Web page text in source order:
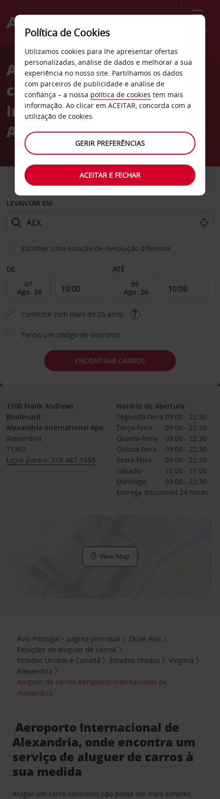
Menu
Welcome
AvisAluguer de
carros Aeroporto
Internacional de
Alexandria
COMERCIAIS
LEVANTAR EM
Escolher uma estação de devolução diferente
DE ATÉ
Condutor com mais de 25 anos
Tenho um código de desconto
ENCONTRAR CARROS
1100 Frank Andrews
Boulevard
Alexandria International Apo
Alexandria
71303
Ligue para o: 318-487-1553
Horário de Abertura
Segunda-feira 09:00 - 22:30
Terça-feira
09:00 - 22:30
Quarta-feira
09:00 - 22:30
Quinta-feira
09:00 - 22:30
Sexta-feira
09:00 - 22:30
Sábado
10:00 - 21:00
Domingo
09:00 - 22:30
Entrega disponível 24 horas
View Map
Avis Portugal - página principal
Drive Avis
Estações de aluguer de carros
Estados Unidos e Canadá
Estados Unidos
Virgínia
Alexandria
Aluguer de carros Aeroporto Internacional de
Alexandria
Aeroporto Internacional de
Alexandria, onde encontra um
serviço de aluguer de carros à
sua medida
Alugar um carro connosco não podia ser mais simples,
Política de Cookies
Utilizamos cookies para lhe apresentar ofertas
personalizadas, análise de dados e melhorar a sua
experiência no nosso site. Partilhamos os dados
com parceiros de publicidade e análise de
confiança – a nossa política de cookies tem mais
informação. Ao clicar em ACEITAR, concorda com a
utilização de cookies.
GERIR PREFERÊNCIAS
ACEITAR E FECHAR